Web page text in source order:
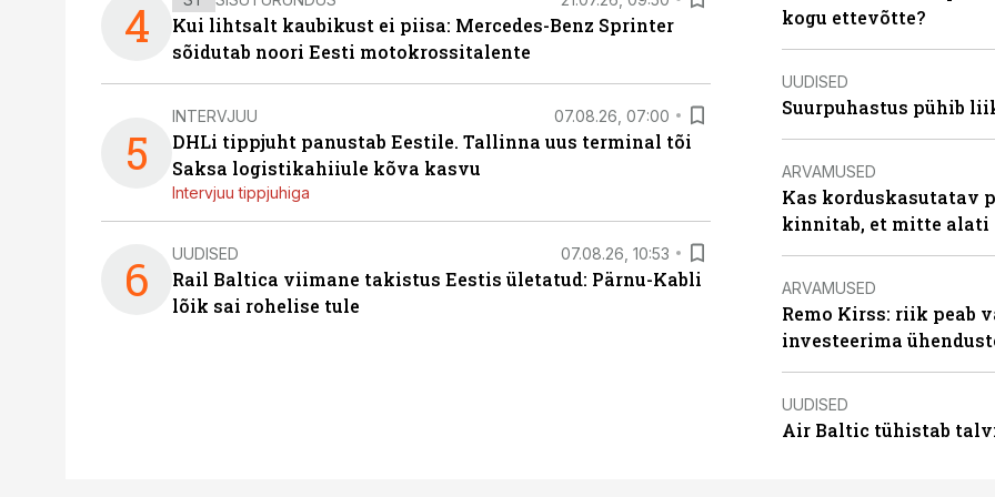
4
Kui lihtsalt kaubikust ei piisa: Mercedes-Benz Sprinter
sõidutab noori Eesti motokrossitalente
5
INTERVJUU 07.08.26, 07:00
DHLi tippjuht panustab Eestile. Tallinna uus terminal tõi
Saksa logistikahiiule kõva kasvu
Intervjuu tippjuhiga
6 UUDISED 07.08.26, 10:53
Rail Baltica viimane takistus Eestis ületatud: Pärnu-Kabli
lõik sai rohelise tule
kogu ettevõtte?
UUDISED
Suurpuhastus pühib
ARVAMUSED
Kas korduskasutatav
kinnitab, et mitte alati
ARVAMUSED
Remo Kirss: riik peab
investeerima
UUDISED
Air Baltic tühistab